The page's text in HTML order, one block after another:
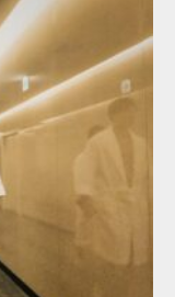
細マッチョ)
)